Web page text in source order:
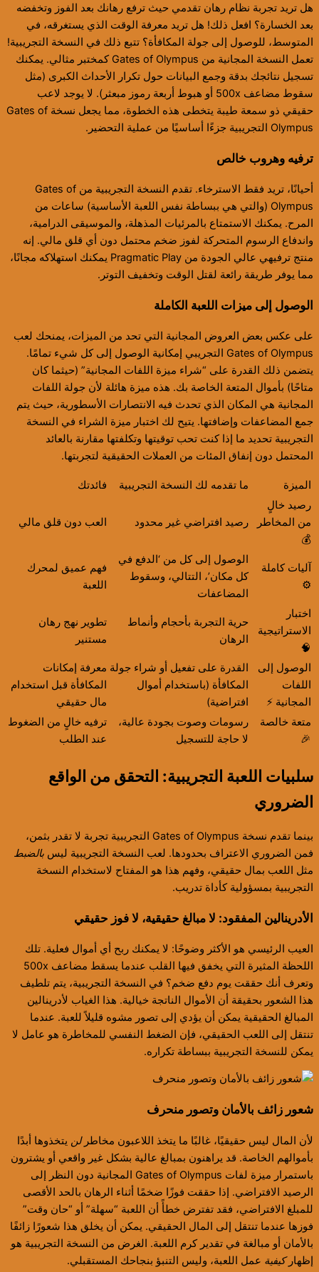
هل تريد تجربة نظام رهان تقدمي حيث ترفع رهانك بعد الفوز وتخفضه
بعد الخسارة؟ افعل ذلك! هل تريد معرفة الوقت الذي يستغرقه، في
المتوسط، للوصول إلى جولة المكافأة؟ تتبع ذلك في النسخة التجريبية!
تعمل النسخة المجانية من Gates of Olympus كمختبر مثالي. يمكنك
تسجيل نتائجك بدقة وجمع البيانات حول تكرار الأحداث الكبرى (مثل
سقوط مضاعف 500x أو هبوط أربعة رموز مبعثر). لا يوجد لاعب
حقيقي ذو سمعة طيبة يتخطى هذه الخطوة، مما يجعل نسخة Gates of
Olympus التجريبية جزءًا أساسيًا من عملية التحضير.
ترفيه وهروب خالص
أحيانًا، تريد فقط الاسترخاء. تقدم النسخة التجريبية من Gates of
Olympus (والتي هي ببساطة نفس اللعبة الأساسية) ساعات من
المرح. يمكنك الاستمتاع بالمرئيات المذهلة، والموسيقى الدرامية،
واندفاع الرسوم المتحركة لفوز ضخم محتمل دون أي قلق مالي. إنه
منتج ترفيهي عالي الجودة من Pragmatic Play يمكنك استهلاكه مجانًا،
مما يوفر طريقة رائعة لقتل الوقت وتخفيف التوتر.
الوصول إلى ميزات اللعبة الكاملة
على عكس بعض العروض المجانية التي تحد من الميزات، يمنحك لعب
Gates of Olympus التجريبي إمكانية الوصول إلى كل شيء تمامًا.
يتضمن ذلك القدرة على “شراء ميزة اللفات المجانية” (حيثما كان
متاحًا) بأموال المتعة الخاصة بك. هذه ميزة هائلة لأن جولة اللفات
المجانية هي المكان الذي تحدث فيه الانتصارات الأسطورية، حيث يتم
جمع المضاعفات وإضافتها. يتيح لك اختبار ميزة الشراء في النسخة
التجريبية تحديد ما إذا كنت تحب توقيتها وتكلفتها مقارنة بالعائد
المحتمل دون إنفاق المئات من العملات الحقيقية لتجربتها.
الميزة ما تقدمه لك النسخة التجريبية
فائدتك
رصيد خالٍ
من المخاطر
💰
رصيد افتراضي غير محدود العب دون قلق مالي
آليات كاملة
⚙️
الوصول إلى كل من ‘الدفع في
كل مكان’، التتالي، وسقوط
المضاعفات
فهم عميق لمحرك
اللعبة
اختبار
الاستراتيجية
🧠
حرية التجربة بأحجام وأنماط
الرهان
تطوير نهج رهان
مستنير
الوصول إلى
اللفات
المجانية ⚡️
القدرة على تفعيل أو شراء جولة
المكافأة (باستخدام أموال
افتراضية)
معرفة إمكانات
المكافأة قبل استخدام
مال حقيقي
متعة خالصة
🎉
رسومات وصوت بجودة عالية،
لا حاجة للتسجيل
ترفيه خالٍ من الضغوط
عند الطلب
سلبيات اللعبة التجريبية: التحقق من الواقع
الضروري
بينما تقدم نسخة Gates of Olympus التجريبية تجربة لا تقدر بثمن،
فمن الضروري الاعتراف بحدودها. لعب النسخة التجريبية ليس بالضبط
مثل اللعب بمال حقيقي، وفهم هذا هو المفتاح لاستخدام النسخة
التجريبية بمسؤولية كأداة تدريب.
الأدرينالين المفقود: لا مبالغ حقيقية، لا فوز حقيقي
العيب الرئيسي هو الأكثر وضوحًا: لا يمكنك ربح أي أموال فعلية. تلك
اللحظة المثيرة التي يخفق فيها القلب عندما يسقط مضاعف 500x
وتعرف أنك حققت يوم دفع ضخم؟ في النسخة التجريبية، يتم تلطيف
هذا الشعور بحقيقة أن الأموال الناتجة خيالية. هذا الغياب لأدرينالين
المبالغ الحقيقية يمكن أن يؤدي إلى تصور مشوه قليلاً للعبة. عندما
تنتقل إلى اللعب الحقيقي، فإن الضغط النفسي للمخاطرة هو عامل لا
يمكن للنسخة التجريبية ببساطة تكراره.
شعور زائف بالأمان وتصور منحرف
لأن المال ليس حقيقيًا، غالبًا ما يتخذ اللاعبون مخاطرلن يتخذوها أبدًا
بأموالهم الخاصة. قد يراهنون بمبالغ عالية بشكل غير واقعي أو يشترون
باستمرار ميزة لفات Gates of Olympus المجانية دون النظر إلى
الرصيد الافتراضي. إذا حققت فوزًا ضخمًا أثناء الرهان بالحد الأقصى
للمبلغ الافتراضي، فقد تفترض خطأً أن اللعبة “سهلة” أو “حان وقت”
فوزها عندما تنتقل إلى المال الحقيقي. يمكن أن يخلق هذا شعورًا زائفًا
بالأمان أو مبالغة في تقدير كرم اللعبة. الغرض من النسخة التجريبية هو
إظهاركيفية عمل اللعبة، وليس التنبؤ بنجاحك المستقبلي.